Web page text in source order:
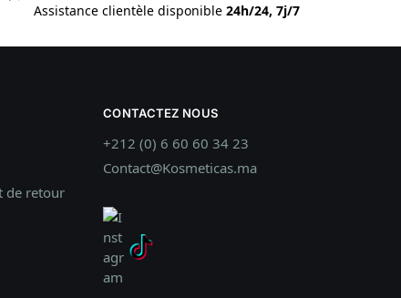
Assistance clientèle disponible 24h/24, 7j/7
de retour
CONTACTEZ NOUS
+212 (0) 6 60 60 34 23
Contact@Kosmeticas.ma